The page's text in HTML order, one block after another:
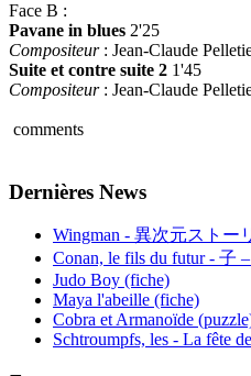
Face B :
Pavane in blues 2'25
Compositeur: Jean-Claude
Suite et contre suite 2 1'45
Compositeur: Jean-Claude
comments
Dernières News
Wingman - 異次元ストー
Conan, le fils du futur - 子
Judo Boy (fiche)
Maya l'abeille (fiche)
Cobra et Armanoïde
Schtroumpfs, les - La fête